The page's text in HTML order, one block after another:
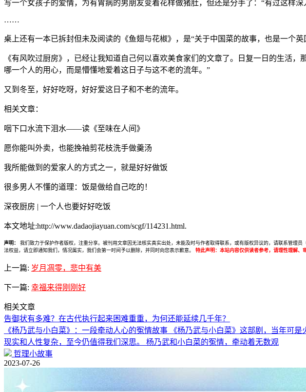
写一个女孩子的爱情，为有胃病的男朋友变着花样做猪肚，但还是分手了：“有过这样
……
桌上还有一本已拆封但未及阅读的《鱼翅与花椒》，是“关于中国菜的故事，也是一个英
《有风吹过厨房》，已经让我知道自己何以喜欢美食家们的文章了。日复一日的生活
哪一个人的用心，而是懵懂地爱着这日子与这不老的流年。”
又到冬至，好好吃呀，好好爱这日子和不老的流年。
相关文章：
咽下口水流下泪水——读《至味在人间》
愿你能叫外卖，也能挽袖剪花枝洗手做羹汤
我所能做到的爱家人的方式之一，就是好好做饭
很多男人不懂的道理：饭是做给自己吃的！
深夜厨房 | 一个人也要好好吃饭
本文地址:http://www.dadaojiayuan.com/scgf/114231.html.
声明：
我们致力于保护作者版权，注重分享。被刊用文章因无法核实真实出处，未能及时与作者取得联系，或有版权异议的，请联系管理
法权益，请立即通知我们，情况属实，我们会第一时间予以删除，并同时向您表示歉意。
特此声明：本站内容仅供读者参考，请理性理解、
上一篇: 岁月凋零，悲中有美
下一篇: 幸福来得刚刚好
相关文章
告御状有多难？在古代执行起来困难重重，为何还能延续几千年？
《杨乃武与小白菜》：一段牵动人心的冤情故事 《杨乃武与小白菜》这部剧，当年可
现实和人性复杂，至今仍值得我们深思。 杨乃武和小白菜的冤情，牵动着无数观
哲理小故事
2023-07-26